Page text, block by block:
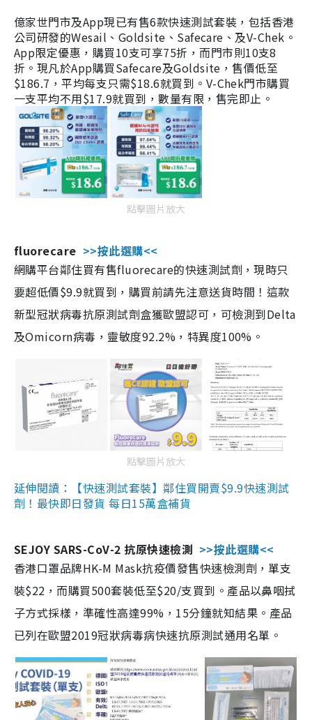
億家世門市及App現已有售6款快速測試套裝，包括香港
公司研發的Wesail、Goldsite、Safecare、及V-Chek。
App限定優惠，購買10支可享75折，而門市則10支8
折。現凡於App購買Safecare及Goldsite，售價低至
$186.7，平均每支只需$18.6就買到。V-Chek門市購買
一支平均不用$17.9就買到，數量有限，售完即止。
點擊圖片放大
fluorecare >>按此選購<<
網購平台鄰住買有售fluorecare的快速測試劑，現時只
要超低價$9.9就買到，購買前請先注意送貨時間！這款
新型冠狀病毒抗原測試劑盒獲歐盟認可，可檢測到Delta
及Omicorn病毒，靈敏度92.2%，特異度100%。
點擊圖片放大
延伸閱讀：【快速測試套裝】鄰住買開賣$9.9快速測試
劑！最快即日發貨 每日15萬盒補貨
SEJOY SARS-CoV-2 抗原快速檢測 >>按此選購<<
香港口罩品牌HK-M Mask抗疫價發售快速檢測劑，單支
裝$22，而購買500套裝低至$20/支買到。產品以鼻咽拭
子方式採樣，準確性高達99%，15分鐘就知結果。產品
已列在歐盟2019冠狀病毒病快速抗原測試通用名單。